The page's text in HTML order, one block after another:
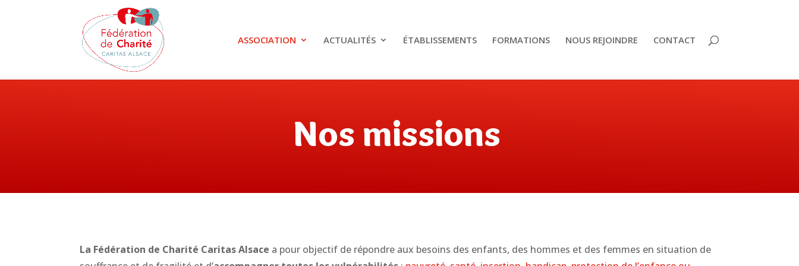
ASSOCIATION ACTUALITÉS ÉTABLISSEMENTS FORMATIONS NOUS REJOINDRE CONTACT
Nos missions
La Fédération de Charité Caritas Alsace a pour objectif de répondre aux besoins des enfants, des hommes et des femmes en situation de